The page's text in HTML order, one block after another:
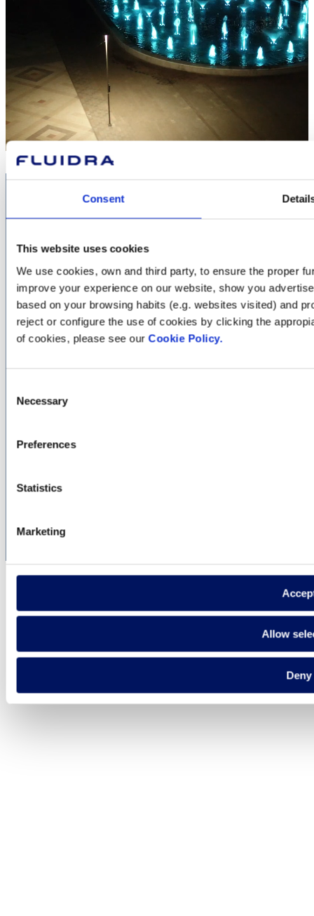
Consent
This website uses cookies
We use cookies, own and third party, to ensure the proper
improve your experience on our website, show you
based on your browsing habits (e.g. websites visited) and
reject or configure the use of cookies by clicking the
of cookies, please see ourCookie Policy.
Selection
Necessary
Preferences
Statistics
Marketing
Allow
Deny